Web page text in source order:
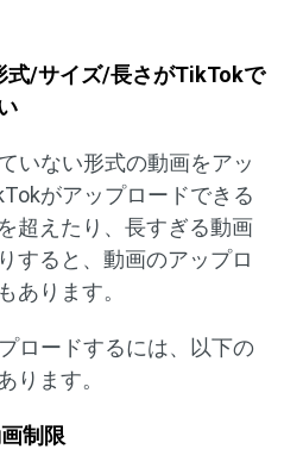
式/サイズ/長さがTikTokで
いない形式の動画をアッ
がアップロードできる
超えたり、長すぎる動画
すると、動画のアップロ
あります。
ロードするには、以下の
ります。
制限